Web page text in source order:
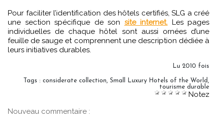
Pour faciliter l’identification des hôtels certifiés, SLG a créé
une section spécifique de son site internet. Les pages
individuelles de chaque hôtel sont aussi ornées d’une
feuille de sauge et comprennent une description dédiée à
leurs initiatives durables.
Lu 2010 fois
Tags : considerate collection, Small Luxury Hotels of the World,
tourisme durable
Notez
Nouveau commentaire :